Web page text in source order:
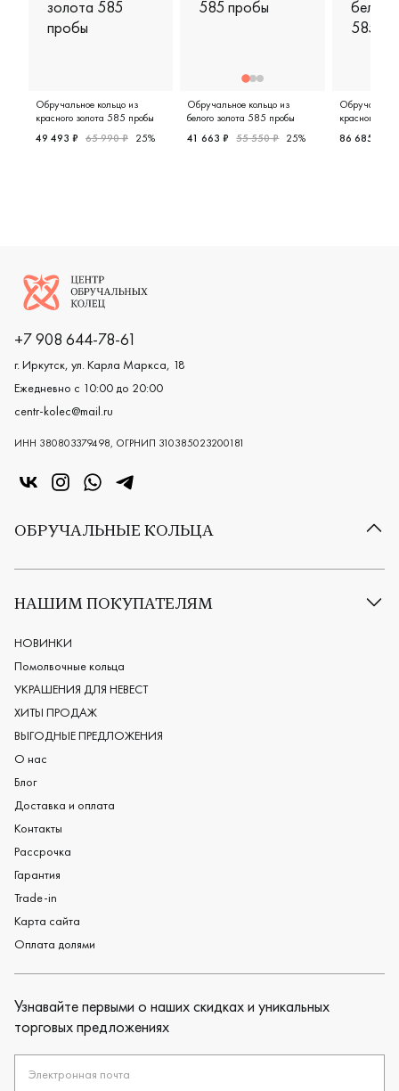
Обручальное кольцо из
красного золота 585 пробы
49 493 ₽ 65 990 ₽ 25%
Обручальное кольцо из
белого золота 585 пробы
41 663 ₽ 55 550 ₽ 25%
красного и
86 685 ₽
Логотип компании
+7 908 644-78-61
г. Иркутск, ул. Карла Маркса, 18
Ежедневно с 10:00 до 20:00
centr-kolec@mail.ru
ИНН 380803379498, ОГРНИП 310385023200181
«Центр колец» в VK
«Центр колец» в Instagram
«Центр колец» в Whatsapp
«Центр колец» в Telegram
ОБРУЧАЛЬНЫЕ КОЛЬЦА
Все обручальные кольца
Европейские обручальные кольца
Мужские обручальные кольца
Женские обручальные кольца
Обручальные кольца из платины
Дизайнерские обручальные кольца
Черные обручальные кольца
НАШИМ ПОКУПАТЕЛЯМ
НОВИНКИ
Помолвочные кольца
УКРАШЕНИЯ ДЛЯ НЕВЕСТ
ХИТЫ ПРОДАЖ
ВЫГОДНЫЕ ПРЕДЛОЖЕНИЯ
О нас
Блог
Доставка и оплата
Контакты
Рассрочка
Гарантия
Trade-in
Карта сайта
Оплата долями
Узнавайте первыми о наших скидках и уникальных
торговых предложениях
Электронная почта